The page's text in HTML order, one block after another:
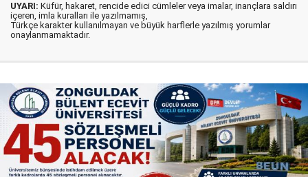
UYARI: Küfür, hakaret, rencide edici cümleler veya imalar, inançlara saldırı
içeren, imla kuralları ile yazılmamış,
Türkçe karakter kullanılmayan ve büyük harflerle yazılmış yorumlar
onaylanmamaktadır.